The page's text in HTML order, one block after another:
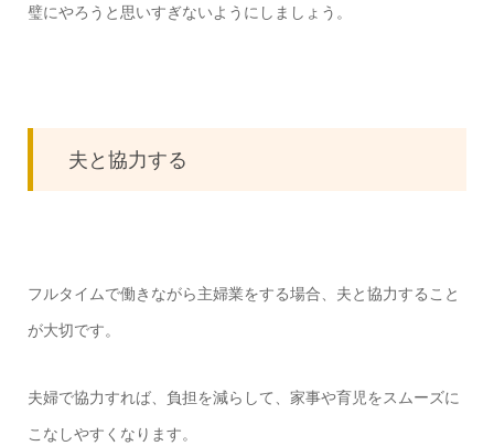
璧にやろうと思いすぎないようにしましょう。
夫と協力する
フルタイムで働きながら主婦業をする場合、夫と協力すること
が大切です。
夫婦で協力すれば、負担を減らして、家事や育児をスムーズに
こなしやすくなります。